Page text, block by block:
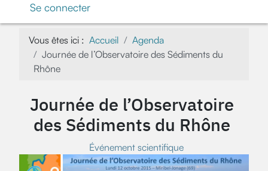
Se connecter
Vous êtes ici : Accueil
Agenda
Journée de l’Observatoire des Sédiments du
Rhône
Journée de l’Observatoire
des Sédiments du Rhône
Événement scientifique